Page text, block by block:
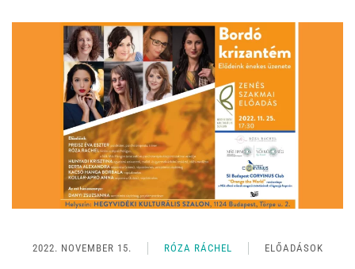
2022. NOVEMBER 15. RÓZA RÁCHEL ELŐADÁSOK